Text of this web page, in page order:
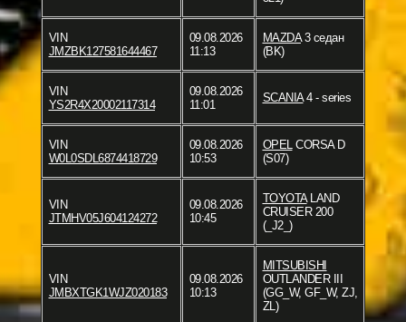
VIN
JMZBK127581644467
09.08.2026
11:13
MAZDA3 седан
(BK)
VIN
YS2R4X20002117314
09.08.2026
11:01
SCANIA4 - series
VIN
W0L0SDL6874418729
09.08.2026
10:53
OPELCORSA D
(S07)
VIN
JTMHV05J604124272
09.08.2026
10:45
TOYOTALAND
CRUISER 200
(_J2_)
VIN
JMBXTGK1WJZ020183
09.08.2026
10:13
MITSUBISHI
OUTLANDER III
(GG_W, GF_W, ZJ,
ZL)